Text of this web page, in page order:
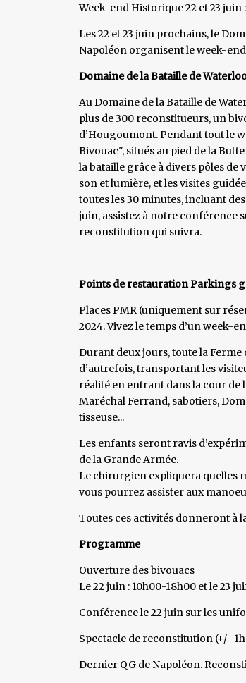
Week-end Historique 22 et 23
Les 22 et 23 juin prochains, le
Napoléon organisent le week-
Domaine de la Bataille de
Au Domaine de la Bataille de
plus de 300 reconstitueurs, un
d’Hougoumont. Pendant tout le
Bivouac", situés au pied de la
la bataille grâce à divers pôles de
son et lumière, et les visites
toutes les 30 minutes, incluant
juin, assistez à notre conférence
reconstitution qui suivra.
Points de restauration Parkings
Places PMR (uniquement sur
2024. Vivez le temps d’un week-
Durant deux jours, toute la
d’autrefois, transportant les
réalité en entrant dans la cour de
Maréchal Ferrand, sabotiers,
tisseuse...
Les enfants seront ravis
de la Grande Armée.
Le chirurgien expliquera quelles
vous pourrez assister aux
Toutes ces activités donneront à
Programme
Ouverture des bivouacs
Le 22 juin : 10h00-18h00 et le 23
Conférence le 22 juin sur les
Spectacle de reconstitution (+/-
Dernier QG de Napoléon.